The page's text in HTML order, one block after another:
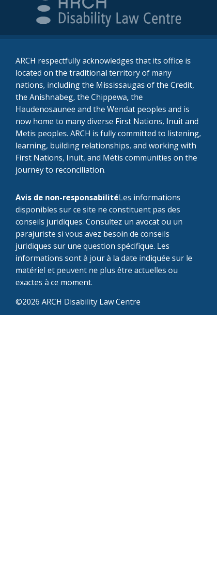
ARCH respectfully acknowledges that its office is
located on the traditional territory of many
nations, including the Mississaugas of the Credit,
the Anishnabeg, the Chippewa, the
Haudenosaunee and the Wendat peoples and is
now home to many diverse First Nations, Inuit and
Metis peoples. ARCH is fully committed to listening,
learning, building relationships, and working with
First Nations, Inuit, and Métis communities on the
journey to reconciliation.
Avis de non-responsabilitéLes informations
disponibles sur ce site ne constituent pas des
conseils juridiques. Consultez un avocat ou un
parajuriste si vous avez besoin de conseils
juridiques sur une question spécifique. Les
informations sont à jour à la date indiquée sur le
matériel et peuvent ne plus être actuelles ou
exactes à ce moment.
©2026 ARCH Disability Law Centre